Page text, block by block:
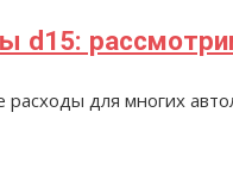
d15:
для многих